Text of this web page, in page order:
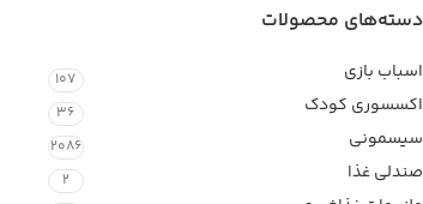
دسته‌های محصولات
اسباب بازی 107
اکسسوری کودک 36
سیسمونی 2086
صندلی غذا 2